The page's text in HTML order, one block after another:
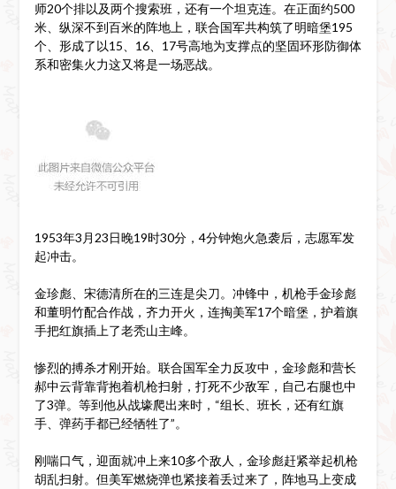
师20个排以及两个搜索班，还有一个坦克连。在正面约500
米、纵深不到百米的阵地上，联合国军共构筑了明暗堡195
个、形成了以15、16、17号高地为支撑点的坚固环形防御体
系和密集火力这又将是一场恶战。
1953年3月23日晚19时30分，4分钟炮火急袭后，志愿军发
起冲击。
金珍彪、宋德清所在的三连是尖刀。冲锋中，机枪手金珍彪
和董明竹配合作战，齐力开火，连掏美军17个暗堡，护着旗
手把红旗插上了老秃山主峰。
惨烈的搏杀才刚开始。联合国军全力反攻中，金珍彪和营长
郝中云背靠背抱着机枪扫射，打死不少敌军，自己右腿也中
了3弹。等到他从战壕爬出来时，“组长、班长，还有红旗
手、弹药手都已经牺牲了”。
刚喘口气，迎面就冲上来10多个敌人，金珍彪赶紧举起机枪
胡乱扫射。但美军燃烧弹也紧接着丢过来了，阵地马上变成